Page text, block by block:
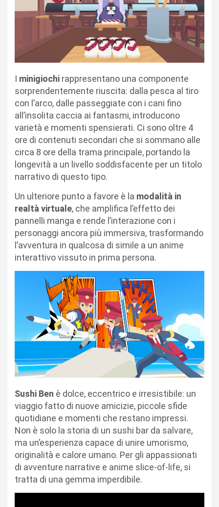
I minigiochi rappresentano una componente
sorprendentemente riuscita: dalla pesca al tiro
con l’arco, dalle passeggiate con i cani fino
all’insolita caccia ai fantasmi, introducono
varietà e momenti spensierati. Ci sono oltre 4
ore di contenuti secondari che si sommano alle
circa 8 ore della trama principale, portando la
longevità a un livello soddisfacente per un titolo
narrativo di questo tipo.
Un ulteriore punto a favore è la modalità in
realtà virtuale, che amplifica l’effetto dei
pannelli manga e rende l’interazione con i
personaggi ancora più immersiva, trasformando
l’avventura in qualcosa di simile a un anime
interattivo vissuto in prima persona.
Sushi Ben è dolce, eccentrico e irresistibile: un
viaggio fatto di nuove amicizie, piccole sfide
quotidiane e momenti che restano impressi.
Non è solo la storia di un sushi bar da salvare,
ma un’esperienza capace di unire umorismo,
originalità e calore umano. Per gli appassionati
di avventure narrative e anime slice-of-life, si
tratta di una gemma imperdibile.